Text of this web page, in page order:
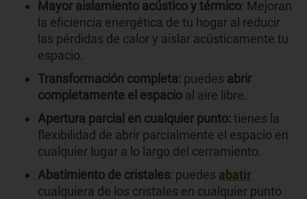
Mayor aislamiento acústico y térmico: Mejoran
la eficiencia energética de tu hogar al reducir
las pérdidas de calor y aislar acústicamente tu
espacio.
Transformación completa: puedes abrir
completamente el espacio al aire libre.
Apertura parcial en cualquier punto:tienes la
flexibilidad de abrir parcialmente el espacio en
cualquier lugar a lo largo del cerramiento.
Abatimiento de cristales: puedes abatir
cualquiera de los cristales en cualquier punto